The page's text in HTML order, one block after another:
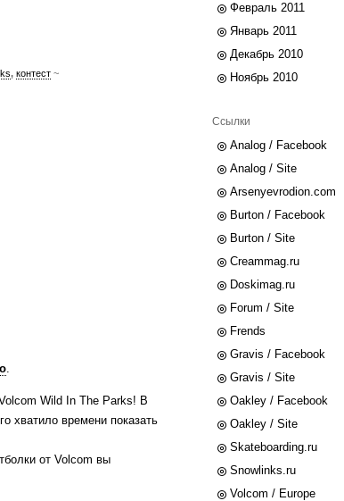
, контест ~
.
Wild In The Parks! В
хватило времени показать
от Volcom вы
Февраль 2011
Январь 2011
Декабрь 2010
Ноябрь 2010
Ссылки
Analog / Facebook
Analog / Site
Arsenyevrodion.com
Burton / Facebook
Burton / Site
Creammag.ru
Doskimag.ru
Forum / Site
Frends
Gravis / Facebook
Gravis / Site
Oakley / Facebook
Oakley / Site
Skateboarding.ru
Snowlinks.ru
Volcom / Europe